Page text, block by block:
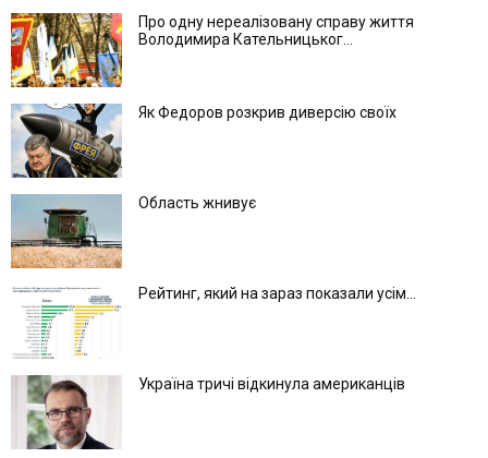
Про одну нереалізовану справу життя
Володимира Кательницьког...
Як Федоров розкрив диверсію своїх
Область жнивує
Рейтинг, який на зараз показали усім...
Україна тричі відкинула американців